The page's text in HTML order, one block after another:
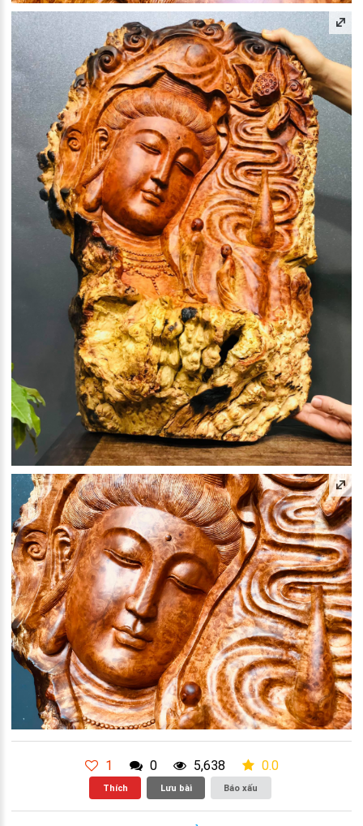
1 0 5,638 0.0
Thích Lưu bài Báo xấu